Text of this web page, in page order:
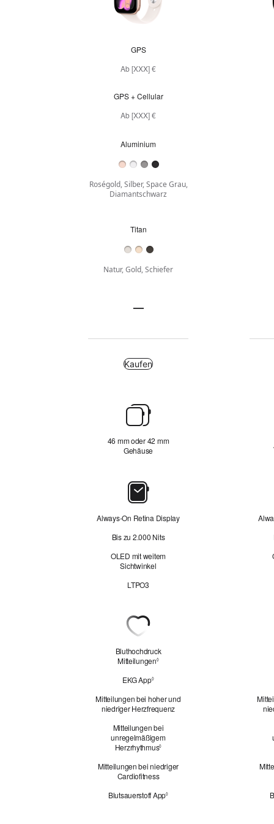
GPS
Ab [XXX] €
GPS + Cellular
GPS + Cellular
Ab [XXX] €
AluminiumAluminium
Roségold, Silber, Space Grau,
Diamantschwarz
Titan
Natur, Gold, Schiefer
Edelstahl—Edelstahl
zutreffend
Kaufen
Gehäusegröße
46 mm oder 42 mm
Gehäuse
Always‑On Retina Display
Bis zu 2.000 Nits
OLED mit weitem
Sichtwinkel
LTPO3
Herzgesundheit
Bluthochdruck
Mitteilungen◊Siehe
EKG App◊Siehe
Hinweise.
Mitteilungen bei hoher und
niedriger Herzfrequenz
Mitteilungen bei
unregelmäßigem
Herzrhythmus◊
Hinweise.
Mitteilungen bei niedriger
Cardio­fitness
Blutsauerstoff App◊